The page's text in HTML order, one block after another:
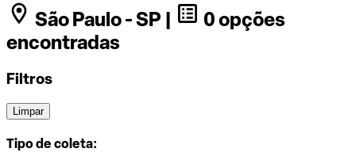
São Paulo - SP |
0 opções
encontradas
Filtros
Limpar
Tipo de coleta: